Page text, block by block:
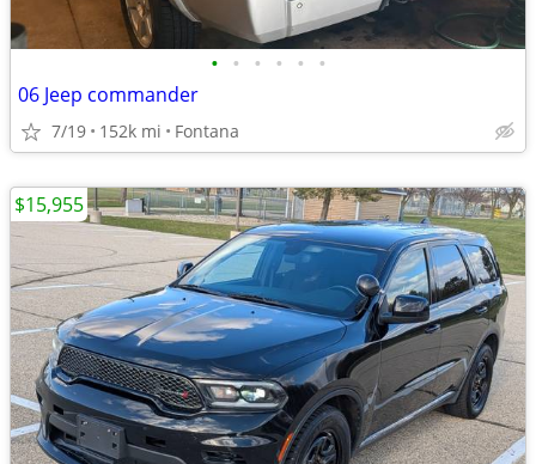
• • • • • •
06 Jeep commander
7/19 152k mi Fontana
$15,955